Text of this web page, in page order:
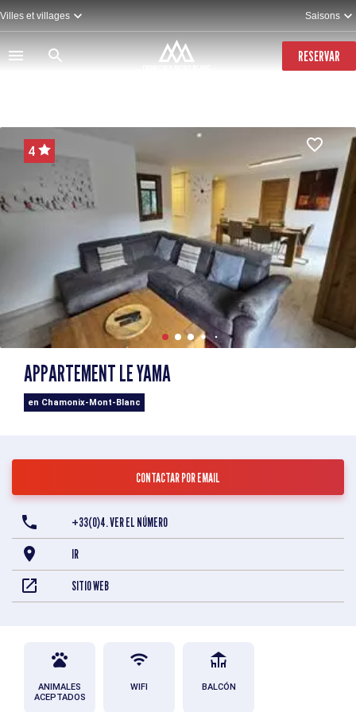
Pasar
al
contenido
principal
Villes et villages Saisons
RESERVAR
4
APPARTEMENT LE YAMA
en Chamonix-Mont-Blanc
CONTACTAR POR EMAIL
+33(0)4. VER EL NÚMERO
IR
SITIO WEB
ANIMALES
ACEPTADOS
WIFI BALCÓN